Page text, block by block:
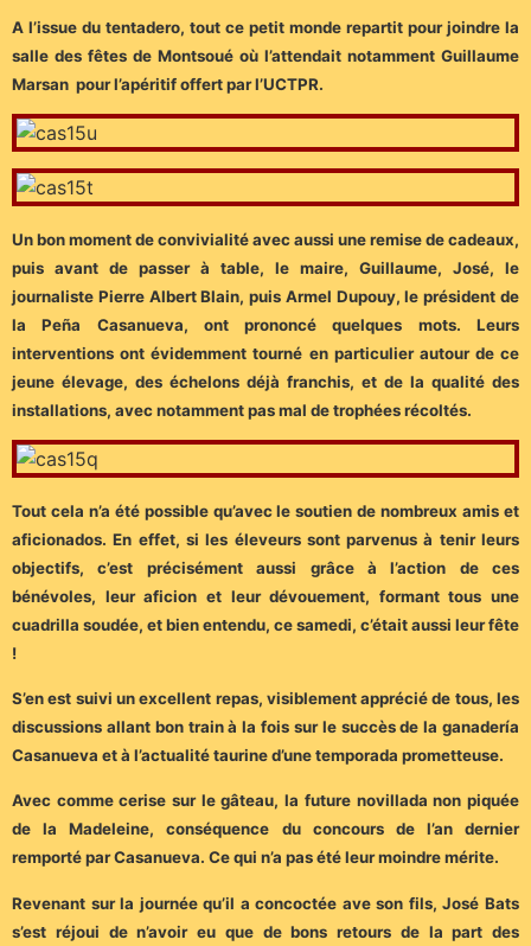
A l’issue du tentadero, tout ce petit monde repartit pour joindre la
salle des fêtes de Montsoué où l’attendait notamment Guillaume
Marsan pour l’apéritif offert par l’UCTPR.
Un bon moment de convivialité avec aussi une remise de cadeaux,
puis avant de passer à table, le maire, Guillaume, José, le
journaliste Pierre Albert Blain, puis Armel Dupouy, le président de
la Peña Casanueva, ont prononcé quelques mots. Leurs
interventions ont évidemment tourné en particulier autour de ce
jeune élevage, des échelons déjà franchis, et de la qualité des
installations, avec notamment pas mal de trophées récoltés.
Tout cela n’a été possible qu’avec le soutien de nombreux amis et
aficionados. En effet, si les éleveurs sont parvenus à tenir leurs
objectifs, c’est précisément aussi grâce à l’action de ces
bénévoles, leur aficion et leur dévouement, formant tous une
cuadrilla soudée, et bien entendu, ce samedi, c’était aussi leur fête
!
S’en est suivi un excellent repas, visiblement apprécié de tous, les
discussions allant bon train à la fois sur le succès de la ganadería
Casanueva et à l’actualité taurine d’une temporada prometteuse.
Avec comme cerise sur le gâteau, la future novillada non piquée
de la Madeleine, conséquence du concours de l’an dernier
remporté par Casanueva. Ce qui n’a pas été leur moindre mérite.
Revenant sur la journée qu’il a concoctée ave son fils, José Bats
s’est réjoui de n’avoir eu que de bons retours de la part des